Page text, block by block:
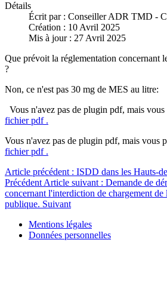
Détails
Écrit par : Conseiller ADR TMD -
Création : 10 Avril 2025
Mis à jour : 27 Avril 2025
Que prévoit la réglementation concernant
?
Non, ce n'est pas 30 mg de MES au litre:
Vous n'avez pas de plugin pdf, mais vous
fichier pdf .
Vous n'avez pas de plugin pdf, mais vous
fichier pdf .
Article précédent : ISDD dans les Hauts-
Précédent Article suivant : Demande de
concernant l'interdiction de chargement de
publique. Suivant
Mentions légales
Données personnelles